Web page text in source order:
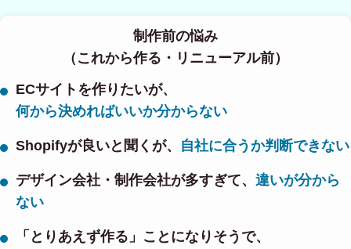
制作前の悩み
（これから作る・リニューアル前）
ECサイトを作りたいが、
何から決めればいいか分からない
Shopifyが良いと聞くが、 自社に合うか判断できない
デザイン会社・制作会社が多すぎて、 違いが分から
ない
「とりあえず作る」ことになりそうで、